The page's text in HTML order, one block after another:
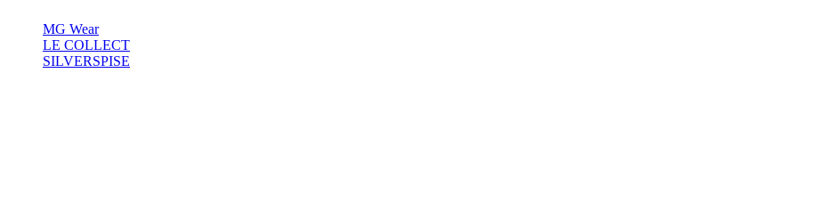
MG Wear
LE COLLECT
SILVERSPISE